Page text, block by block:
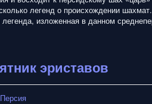
легенд о происхождении
изложенная в данном
эриставов